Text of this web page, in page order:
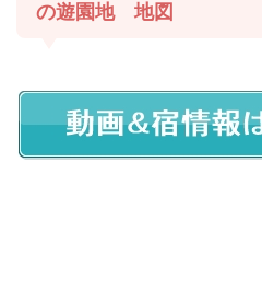
の遊園地 地図